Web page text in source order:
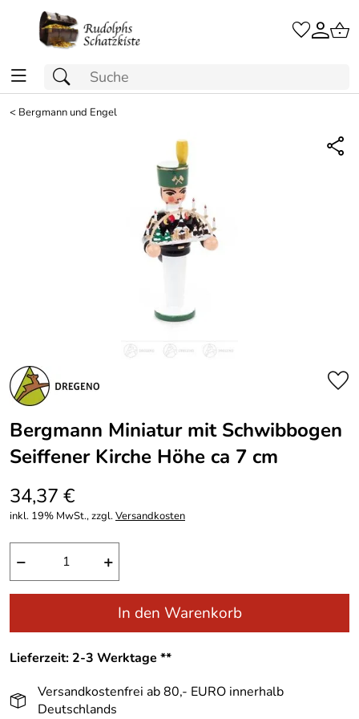
< Bergmann und Engel
Bergmann Miniatur mit Schwibbogen
Seiffener Kirche Höhe ca 7 cm
34,37 €
inkl. 19% MwSt., zzgl.Versandkosten
− +
In den Warenkorb
Lieferzeit: 2-3 Werktage **
Versandkostenfrei ab 80,- EURO innerhalb
Deutschlands